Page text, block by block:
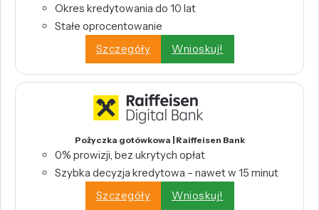
Okres kredytowania do 10 lat
Stałe oprocentowanie
Szczegóły
Wnioskuj!
Pożyczka gotówkowa | Raiffeisen Bank
0% prowizji, bez ukrytych opłat
Szybka decyzja kredytowa – nawet w 15 minut
Szczegóły
Wnioskuj!